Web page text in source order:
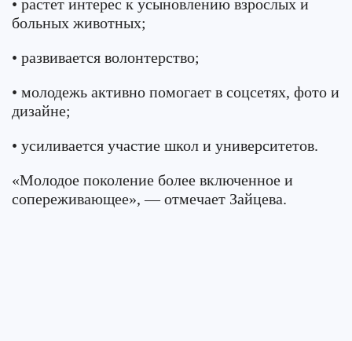
• растет интерес к усыновлению взрослых и
больных животных;
• развивается волонтерство;
• молодежь активно помогает в соцсетях, фото и
дизайне;
• усиливается участие школ и университетов.
«Молодое поколение более включенное и
сопереживающее», — отмечает Зайцева.